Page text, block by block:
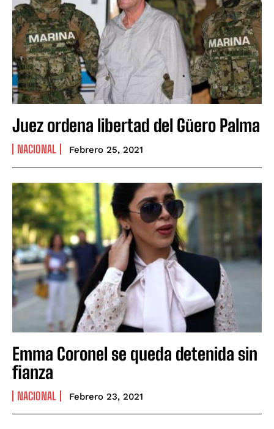
Juez ordena libertad del Güero Palma
NACIONAL Febrero 25, 2021
Emma Coronel se queda detenida sin
fianza
NACIONAL Febrero 23, 2021